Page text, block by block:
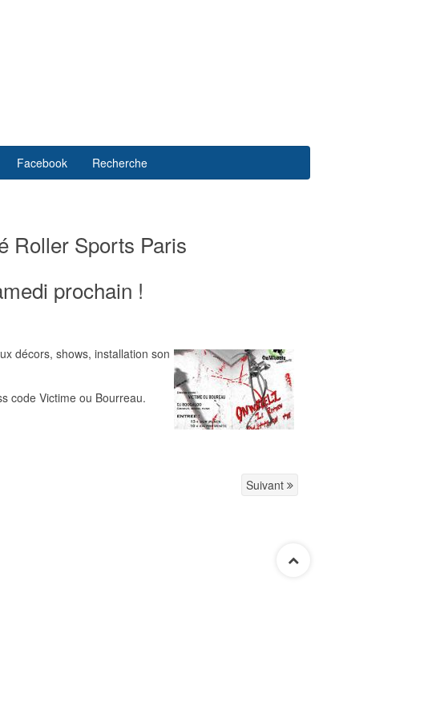
Facebook Recherche
Roller Sports Paris
prochain !
décors, shows, installation son
code Victime ou Bourreau.
Suivant